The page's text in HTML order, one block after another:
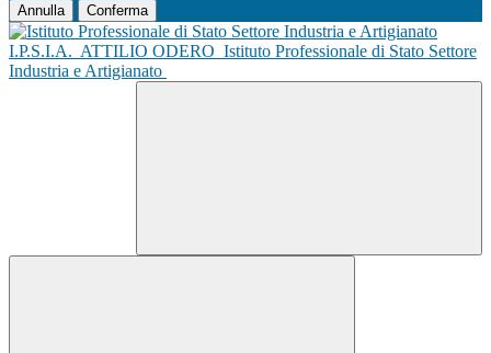
Annulla Conferma
I.P.S.I.A. ATTILIO ODERO Istituto Professionale di Stato Settore
Industria e Artigianato